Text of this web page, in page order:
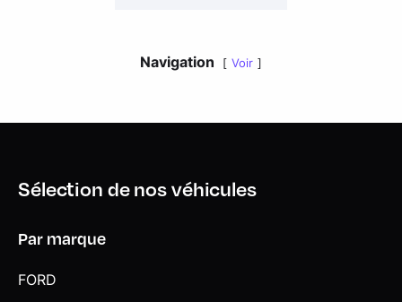
Navigation Voir
Sélection de nos véhicules
Par marque
FORD